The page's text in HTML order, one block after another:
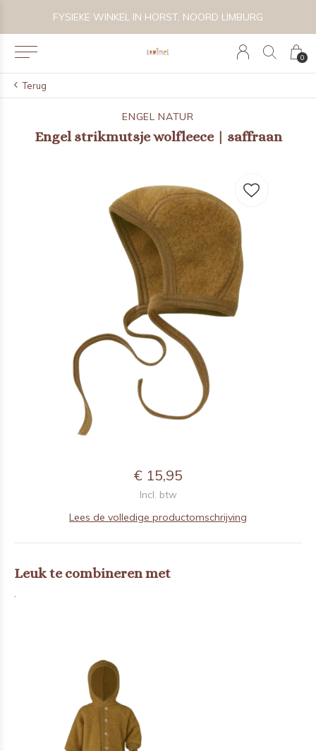
0
FYSIEKE WINKEL IN HORST, NOORD LIMBURG
Terug
ENGEL NATUR
Engel strikmutsje wolfleece | saffraan
€ 15,95
Incl. btw
Lees de volledige productomschrijving
Leuk te combineren met
.